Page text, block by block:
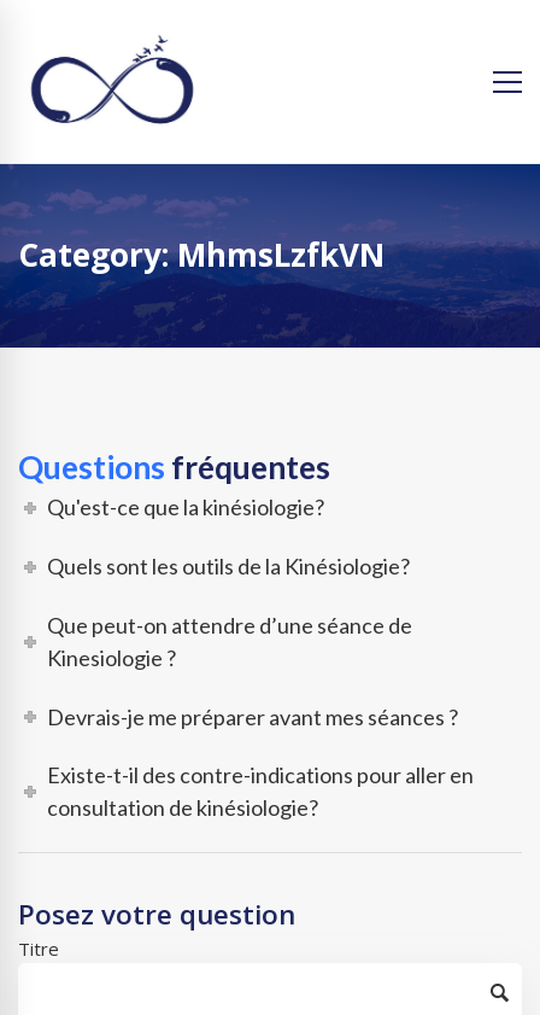
Category: MhmsLzfkVN
Questions fréquentes
Qu'est-ce que la kinésiologie?
Quels sont les outils de la Kinésiologie?
Que peut-on attendre d’une séance de
Kinesiologie ?
Devrais-je me préparer avant mes séances ?
Existe-t-il des contre-indications pour aller en
consultation de kinésiologie?
Posez votre question
Titre